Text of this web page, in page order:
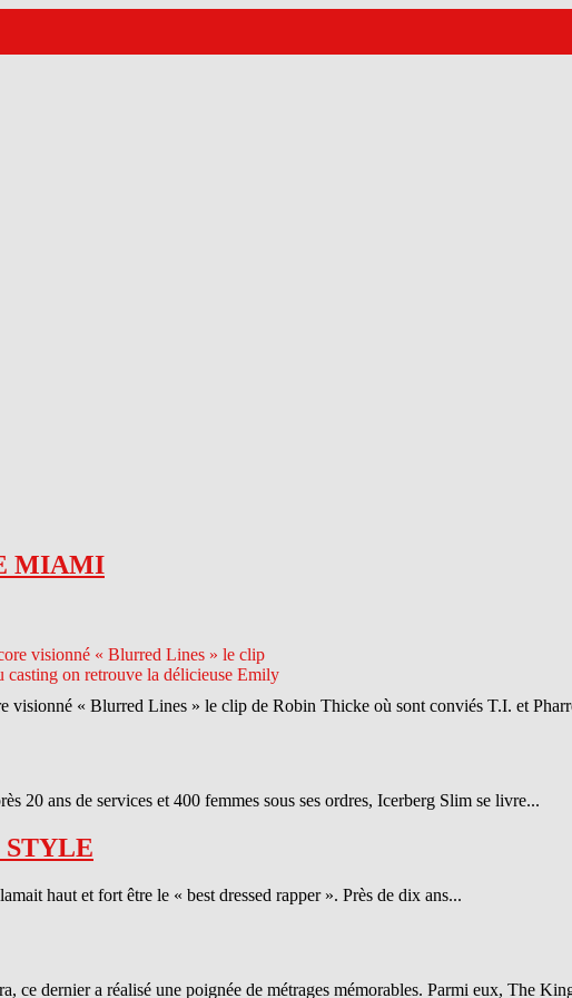
MIAMI
visionné « Blurred Lines » le clip de Robin Thicke où sont conviés T.I. et
20 ans de services et 400 femmes sous ses ordres, Icerberg Slim se livre...
STYLE
haut et fort être le « best dressed rapper ». Près de dix ans...
ce dernier a réalisé une poignée de métrages mémorables. Parmi eux, The